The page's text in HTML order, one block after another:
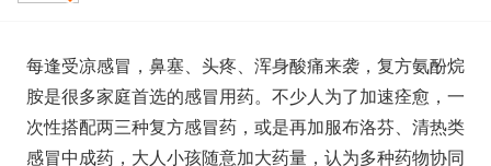
每逢受凉感冒，鼻塞、头疼、浑身酸痛来袭，复方氨酚烷
胺是很多家庭首选的感冒用药。不少人为了加速痊愈，一
次性搭配两三种复方感冒药，或是再加服布洛芬、清热类
感冒中成药，大人小孩随意加大药量，认为多种药物协同